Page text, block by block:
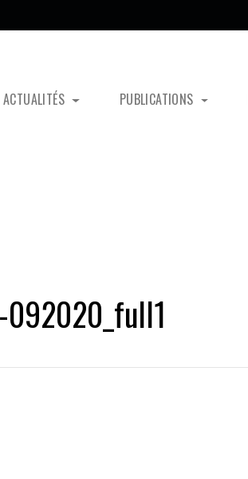
ACTUALITÉS PUBLICATIONS
092020_full1